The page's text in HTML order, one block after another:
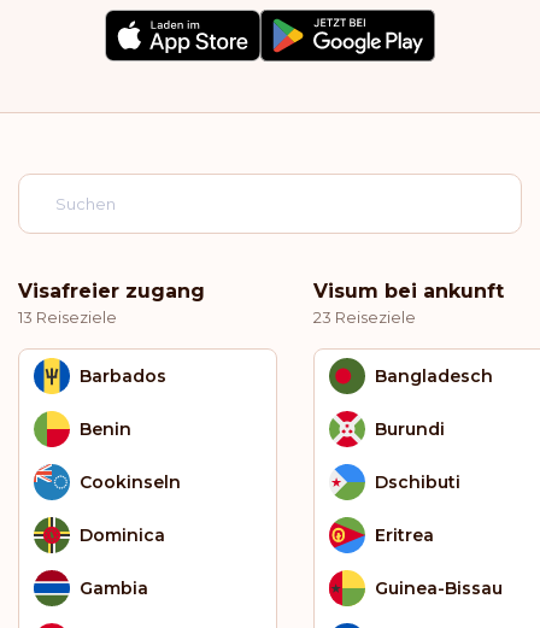
Visafreier zugang
13 Reiseziele
Barbados
Benin
Cookinseln
Dominica
Gambia
Visum bei ankunft
23 Reiseziele
Bangladesch
Burundi
Dschibuti
Eritrea
Guinea-Bissau